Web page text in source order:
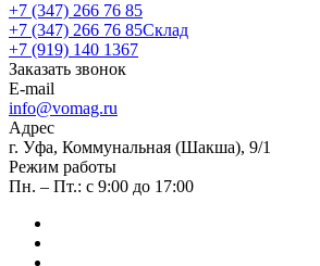
+7 (347) 266 76 85
+7 (347) 266 76 85Склад
+7 (919) 140 1367
Заказать звонок
E-mail
info@vomag.ru
Адрес
г. Уфа, Коммунальная (Шакша), 9/1
Режим работы
Пн. – Пт.: с 9:00 до 17:00